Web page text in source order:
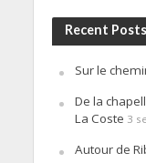
Recent Posts
Sur le
De la
La Coste 3
Autour de